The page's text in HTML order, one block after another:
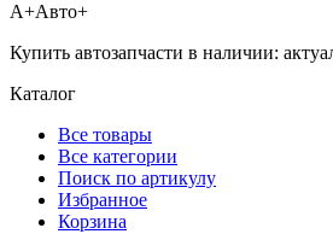
А+Авто+
Купить автозапчасти в наличии:
Каталог
Все товары
Все категории
Поиск по артикулу
Избранное
Корзина